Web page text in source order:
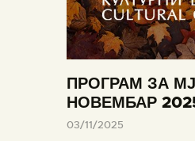
ПРОГРАМ ЗА
НОВЕМБАР
03/11/2025